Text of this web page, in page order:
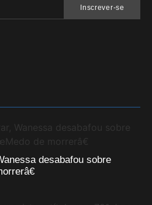
Inscrever-se
desabafou sobre